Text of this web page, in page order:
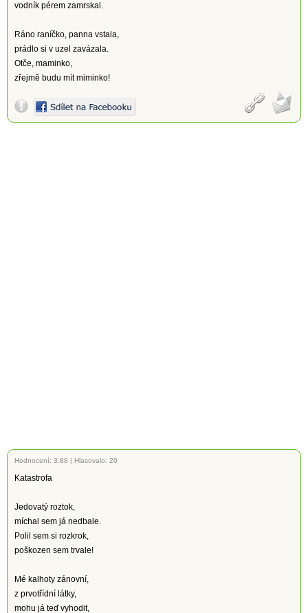
vodník pérem zamrskal.
Ráno raníčko, panna vstala,
prádlo si v uzel zavázala.
Otče, maminko,
zřejmě budu mít miminko!
Hodnocení: 3.88 | Hlasovalo: 20
Katastrofa
Jedovatý roztok,
míchal sem já nedbale.
Polil sem si rozkrok,
poškozen sem trvale!
Mé kalhoty zánovní,
z prvotřídní látky,
mohu já teď vyhodit,